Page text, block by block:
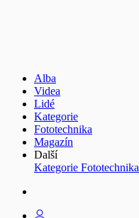
Alba
Videa
Lidé
Kategorie
Fototechnika
Magazín
Další
Kategorie Fototechnika